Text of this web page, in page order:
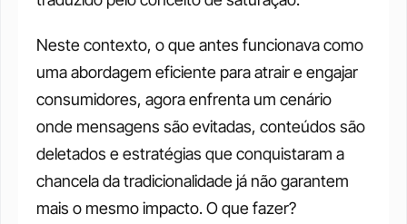
Neste contexto, o que antes funcionava como
uma abordagem eficiente para atrair e engajar
consumidores, agora enfrenta um cenário
onde mensagens são evitadas, conteúdos são
deletados e estratégias que conquistaram a
chancela da tradicionalidade já não garantem
mais o mesmo impacto. O que fazer?